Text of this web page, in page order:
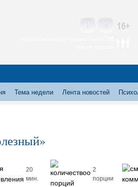
Тема недели Лента новостей
20
мин.
2
порции